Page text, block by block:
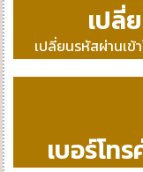
เปลี่
เปลี่ยนรหัสผ่านเข้
เบอร์โท